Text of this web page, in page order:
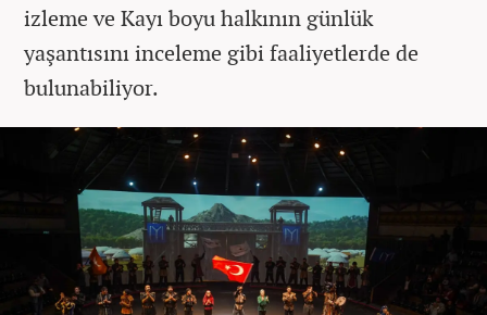
izleme ve Kayı boyu halkının günlük
yaşantısını inceleme gibi faaliyetlerde de
bulunabiliyor.